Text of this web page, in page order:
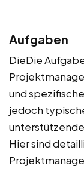
Aufgaben
DieDie
und
jedoch
Hier sind